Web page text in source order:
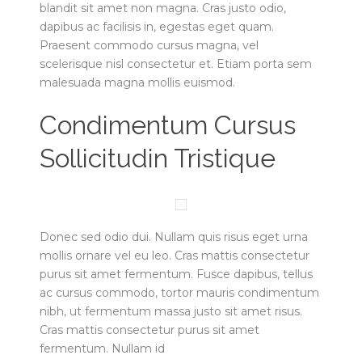
blandit sit amet non magna. Cras justo odio,
dapibus ac facilisis in, egestas eget quam.
Praesent commodo cursus magna, vel
scelerisque nisl consectetur et. Etiam porta sem
malesuada magna mollis euismod.
Condimentum Cursus
Sollicitudin Tristique
Donec sed odio dui. Nullam quis risus eget urna
mollis ornare vel eu leo. Cras mattis consectetur
purus sit amet fermentum. Fusce dapibus, tellus
ac cursus commodo, tortor mauris condimentum
nibh, ut fermentum massa justo sit amet risus.
Cras mattis consectetur purus sit amet
fermentum. Nullam id